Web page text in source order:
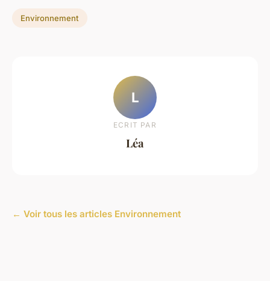
Environnement
L
ECRIT PAR
Léa
← Voir tous les articles Environnement